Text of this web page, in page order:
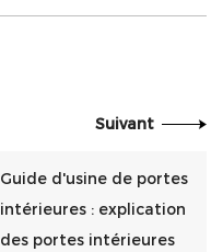
Suivant
Guide d'usine de portes
intérieures : explication
des portes intérieures